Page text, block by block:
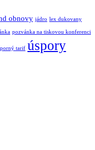
obnovy jádro lex dukovany
pozvánka na tiskovou konferenci
tarif úspory